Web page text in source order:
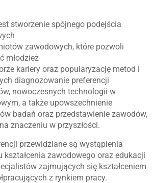
stworzenie spójnego podejścia
zawodowych, które pozwoli
młodzież
kariery oraz popularyzację metod i
diagnozowanie preferencji
nowoczesnych technologii w
a także upowszechnienie
badań oraz przedstawienie zawodów,
znaczeniu w przyszłości.
przewidziane są wystąpienia
kształcenia zawodowego oraz edukacji
zajmujących się kształceniem
z rynkiem pracy.